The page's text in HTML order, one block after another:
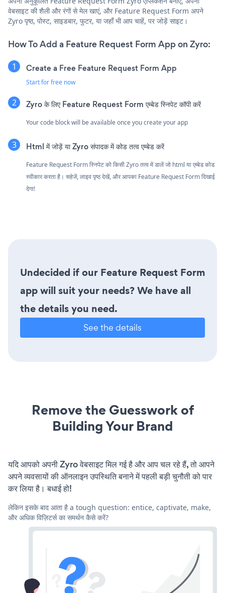
वेबसाइट की शैली और रंगों से मेल खाएं, और Feature Request Form अपने
Zyro पृष्ठ, पोस्ट, साइडबार, फुटर, या जहाँ भी आप चाहें, पर जोड़ें साइट।
How To Add a Feature Request Form App on Zyro:
Create a Free Feature Request Form App
Start for free now
Zyro के लिए Feature Request Form एम्बेड स्निपेट कॉपी करें
Your code block will be available once you create your app
Html में जोड़ें या Zyro संपादक में कोड तत्व एम्बेड करें
Feature Request Form स्निपेट को किसी Zyro तत्व में डालें जो html या एम्बेड कोड
स्वीकार करता है। सहेजें, लाइव पृष्ठ देखें, और आपका Feature Request Form दिखाई
देगा!
Undecided if our Feature Request Form
app will suit your needs? We have all
the details you need.
See the details
Remove the Guesswork of
Building Your Brand
यदि आपको अपनी Zyro वेबसाइट मिल गई है और आप चल रहे हैं, तो आपने
अपने व्यवसायों की ऑनलाइन उपस्थिति बनाने में पहली बड़ी चुनौती को पार
कर लिया है। बधाई हो!
लेकिन इसके बाद आता है a tough question: entice, captivate, make,
और अधिक विज़िटर्स का समर्थन कैसे करें?